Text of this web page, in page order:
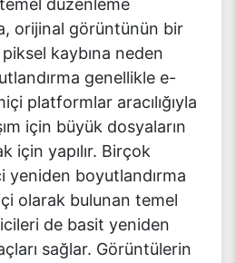
düzenleme
orijinal görüntünün bir
piksel kaybına neden
genellikle e-
platformlar aracılığıyla
için büyük dosyaların
için yapılır. Birçok
yeniden boyutlandırma
olarak bulunan temel
de basit yeniden
sağlar. Görüntülerin